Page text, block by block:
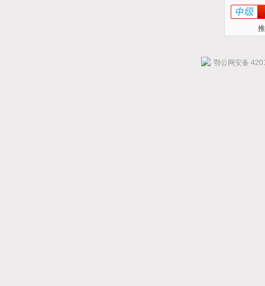
鄂公网安备